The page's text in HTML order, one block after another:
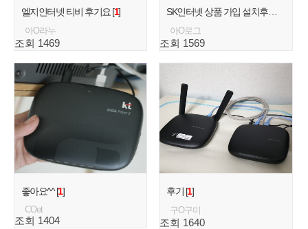
엘지인터넷 티비 후기요 [1]
아O라누
조회 1469
SK인터넷 상품 가입 설치후기 [
아O로그
조회 1569
좋아요^^ [1]
COet
조회 1404
후기 [1]
구O구미
조회 1640